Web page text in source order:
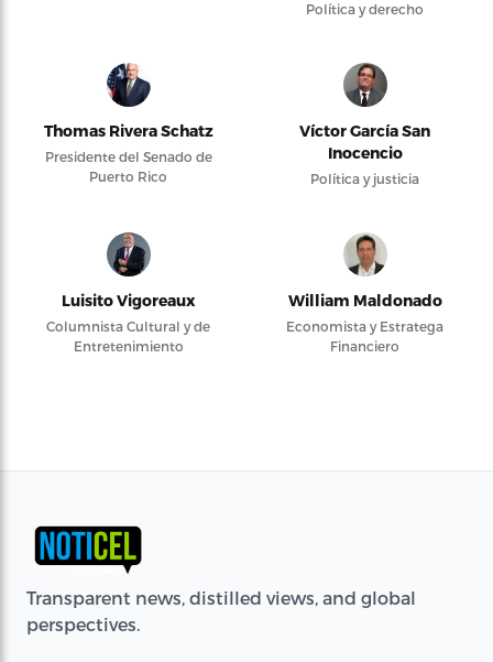
Política y derecho
Thomas Rivera Schatz
Presidente del Senado de
Puerto Rico
Víctor García San
Inocencio
Política y justicia
Luisito Vigoreaux
Columnista Cultural y de
Entretenimiento
William Maldonado
Economista y Estratega
Financiero
Transparent news, distilled views, and global
perspectives.